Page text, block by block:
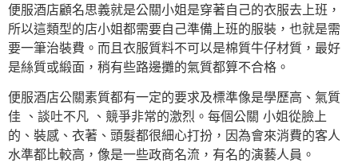
便服酒店顧名思義就是公關小姐是穿著自己的衣服去上班，
所以這類型的店小姐都需要自己準備上班的服裝，也就是需
要一筆治裝費。而且衣服質料不可以是棉質牛仔材質，最好
是絲質或緞面，稍有些路邊攤的氣質都算不合格。
便服酒店公關素質都有一定的要求及標準像是學歷高、氣質
佳 、談吐不凡 、競爭非常的激烈。每個公關 小姐從臉上
的、裝感、衣著、頭髮都很細心打扮，因為會來消費的客人
水準都比較高，像是一些政商名流，有名的演藝人員。